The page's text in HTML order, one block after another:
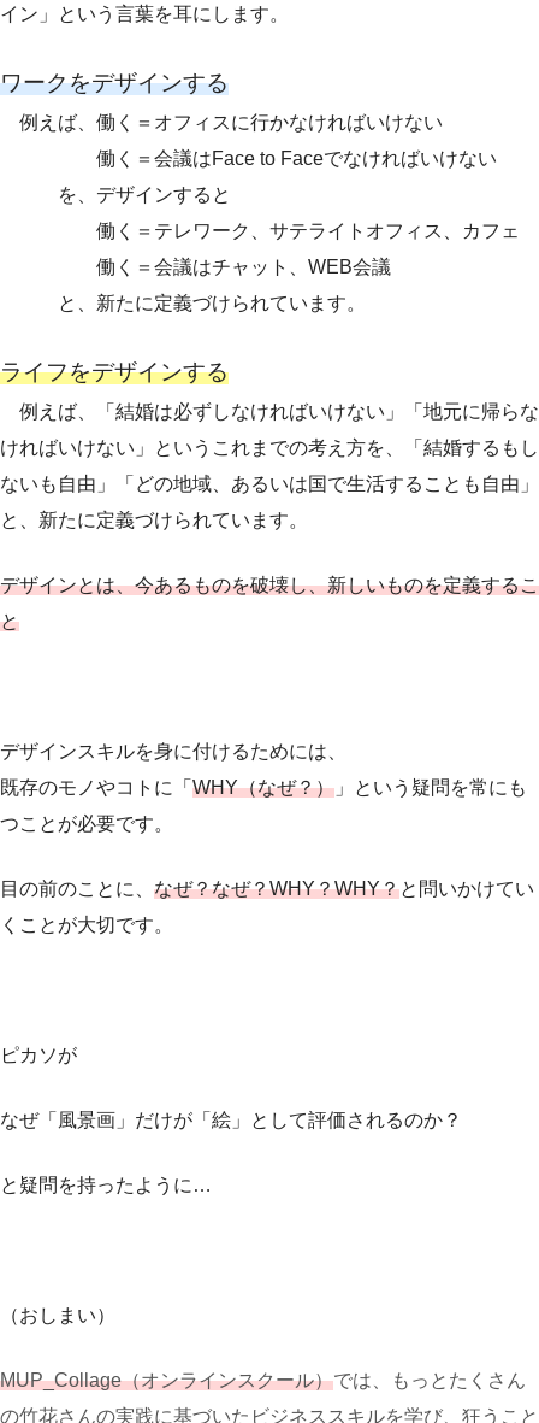
イン」という言葉を耳にします。
ワークをデザインする
例えば、働く＝オフィスに行かなければいけない
働く＝会議はFace to Faceでなければいけない
を、デザインすると
働く＝テレワーク、サテライトオフィス、カフェ
働く＝会議はチャット、WEB会議
と、新たに定義づけられています。
ライフをデザインする
例えば、「結婚は必ずしなければいけない」「地元に帰らな
ければいけない」というこれまでの考え方を、「結婚するもし
ないも自由」「どの地域、あるいは国で生活することも自由」
と、新たに定義づけられています。
デザインとは、今あるものを破壊し、新しいものを定義するこ
と
デザインスキルを身に付けるためには、
既存のモノやコトに「 WHY（なぜ？） 」という疑問を常にも
つことが必要です。
目の前のことに、 なぜ？なぜ？WHY？WHY？と問いかけてい
くことが大切です。
ピカソが
なぜ「風景画」だけが「絵」として評価されるのか？
と疑問を持ったように…
（おしまい）
MUP_Collage（オンラインスクール）では、もっとたくさん
の竹花さんの実践に基づいたビジネススキルを学び、狂うこと